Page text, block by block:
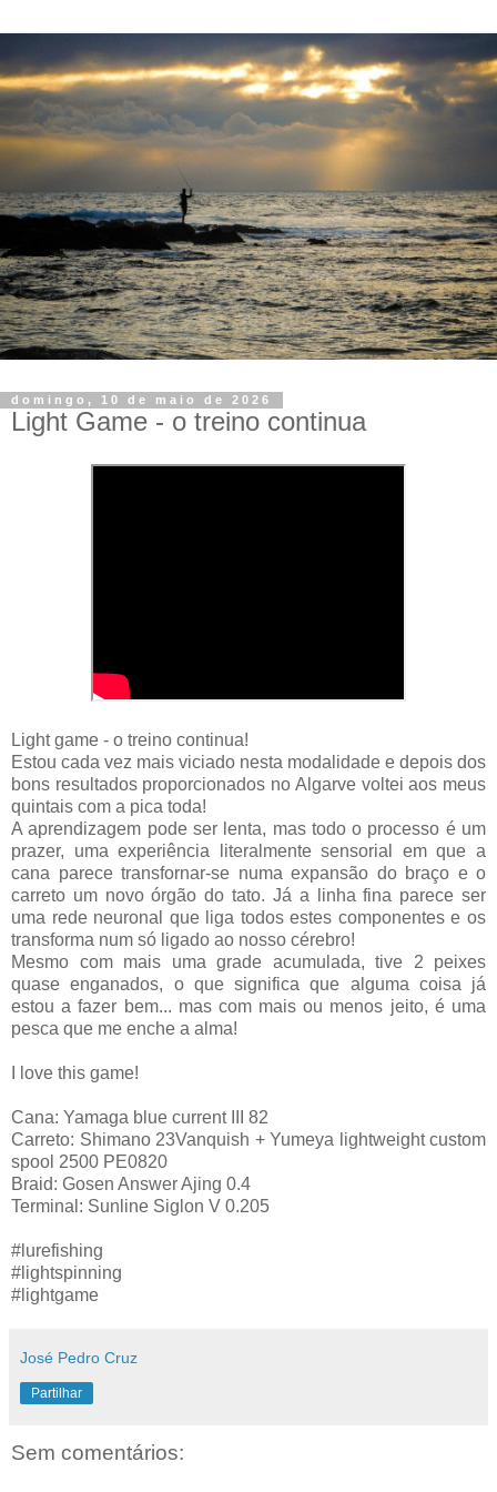
domingo, 10 de maio de 2026
Light Game - o treino continua
Light game - o treino continua!
Estou cada vez mais viciado nesta modalidade e depois dos
bons resultados proporcionados no Algarve voltei aos meus
quintais com a pica toda!
A aprendizagem pode ser lenta, mas todo o processo é um
prazer, uma experiência literalmente sensorial em que a
cana parece transfornar-se numa expansão do braço e o
carreto um novo órgão do tato. Já a linha fina parece ser
uma rede neuronal que liga todos estes componentes e os
transforma num só ligado ao nosso cérebro!
Mesmo com mais uma grade acumulada, tive 2 peixes
quase enganados, o que significa que alguma coisa já
estou a fazer bem... mas com mais ou menos jeito, é uma
pesca que me enche a alma!
I love this game!
Cana: Yamaga blue current III 82
Carreto: Shimano 23Vanquish + Yumeya lightweight custom
spool 2500 PE0820
Braid: Gosen Answer Ajing 0.4
Terminal: Sunline Siglon V 0.205
#lurefishing
#lightspinning
#lightgame
José Pedro Cruz
Partilhar
Sem comentários: